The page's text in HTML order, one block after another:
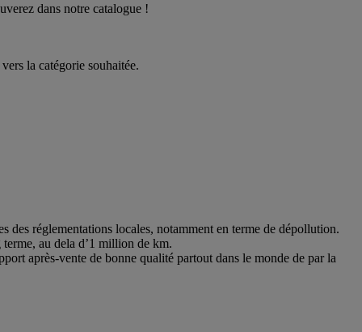
dans notre catalogue !
la catégorie souhaitée.
des réglementations locales, notamment en terme de dépollution.
au dela d’1 million de km.
après-vente de bonne qualité partout dans le monde de par la